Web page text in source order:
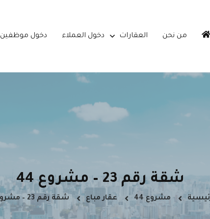
من نحن العقارات دخول العملاء دخول موظفين
شقة رقم 23 – مشروع 44
مشروع 44 عقار مباع شقة رقم 23 – مشروع 44